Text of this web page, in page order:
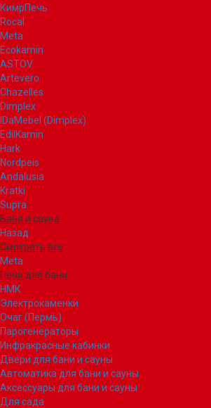
КимрПечь
Rocal
Meta
Ecokamin
ASTOV
Artevero
Chazelles
Dimplex
IDaMebel (Dimplex)
EdilKamin
Hark
Nordpeis
Andalusia
Kratki
Supra
Баня и сауна
Назад
Смотреть все
Meta
Печи для бани
НМК
Электрокаменки
Очаг (Пермь)
Парогенераторы
Инфракрасные кабинки
Двери для бани и сауны
Автоматика для бани и сауны
Аксессуары для бани и сауны
Для сада